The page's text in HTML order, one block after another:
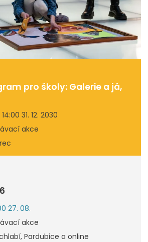
pro školy: Galerie a já,
31. 12. 2030
akce
27. 08.
akce
Pardubice a online